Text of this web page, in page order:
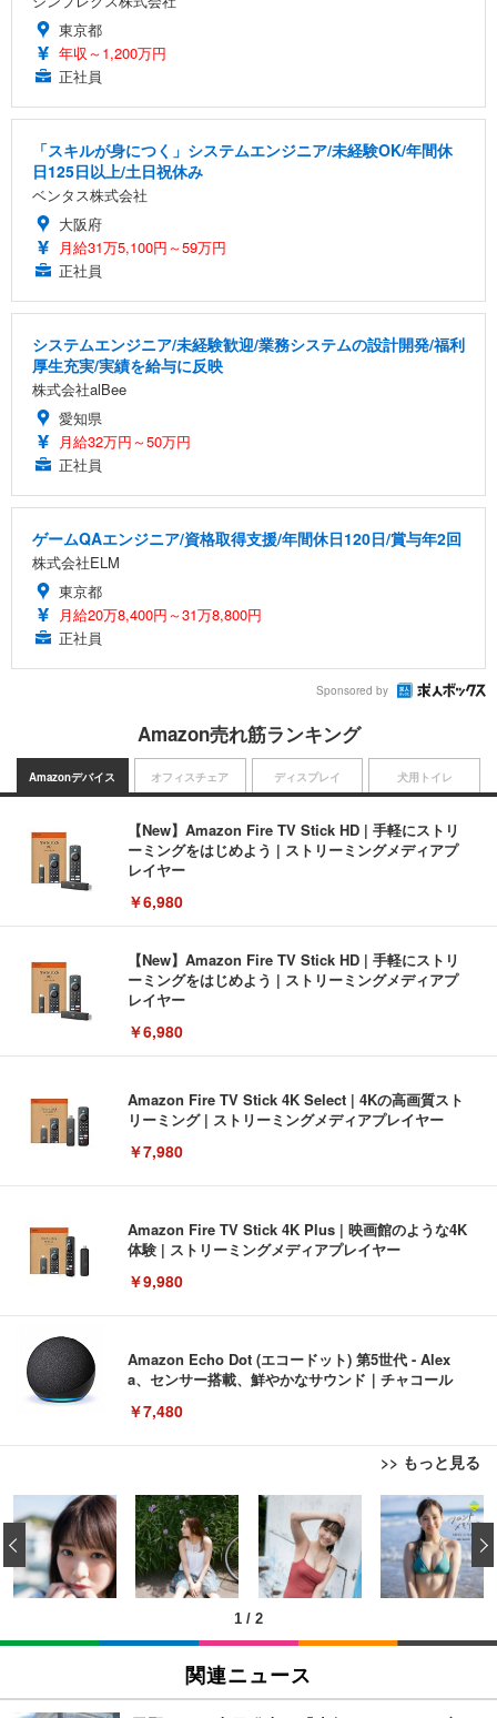
東京都
年収～1,200万円
正社員
「スキルが身につく」システムエンジニア/未経験OK/年間休
日125日以上/土日祝休み
ベンタス株式会社
大阪府
月給31万5,100円～59万円
正社員
システムエンジニア/未経験歓迎/業務システムの設計開発/福利
厚生充実/実績を給与に反映
株式会社alBee
愛知県
月給32万円～50万円
正社員
ゲームQAエンジニア/資格取得支援/年間休日120日/賞与年2回
株式会社ELM
東京都
月給20万8,400円～31万8,800円
正社員
Sponsored by
Amazon売れ筋ランキング
Amazonデバイス
【New】Amazon Fire TV Stick HD | 手軽にストリ
ーミングをはじめよう | ストリーミングメディアプ
レイヤー
￥6,980
【New】Amazon Fire TV Stick HD | 手軽にストリ
ーミングをはじめよう | ストリーミングメディアプ
レイヤー
￥6,980
Amazon Fire TV Stick 4K Select | 4Kの高画質スト
リーミング | ストリーミングメディアプレイヤー
￥7,980
Amazon Fire TV Stick 4K Plus | 映画館のような4K
体験 | ストリーミングメディアプレイヤー
￥9,980
Amazon Echo Dot (エコードット) 第5世代 - Alex
a、センサー搭載、鮮やかなサウンド｜チャコール
￥7,480
>> もっと見る
オフィスチェア
[EdoErgo] オフィスチェア 椅子 テレワーク 疲れな
い 跳ね上げ式アームレスト コンパクト 約105度ロッ
キング pc 事務椅子 360度回転 座面昇降 強化ナイロ
ン樹脂ベース 通気性メッシュ 在宅ワーク H-WY01
(黒網+黒枠+黒足)
￥5,699
SIHOO B100 オフィスチェア／デスクチェア メッシ
ュチェア 人間工学 疲れない ブラック
￥27,999
ディスプレイ
EIZO ビジネス向けプレミアムモニター | FlexScan
EV3240X-WT | 31.5型4K UHD・USB Type-C・ホワ
イト
￥105,595
EIZO ビジネス向けプレミアムモニター | FlexScan
￥109,572
犬用トイレ
Amazonベーシック ペットシーツ 薄型 レギュラー 1
回使い捨て 無香料 ホワイト 300枚
￥3,373
Amazonベーシック ペットシーツ 厚型 ワイド 42枚
x2袋(84枚) ホワイト(吸収面:ライトブルー)
￥3,234
1 / 2
‹
関連ニュース